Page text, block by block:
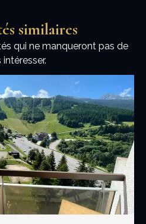
similaires
qui ne manqueront pas de